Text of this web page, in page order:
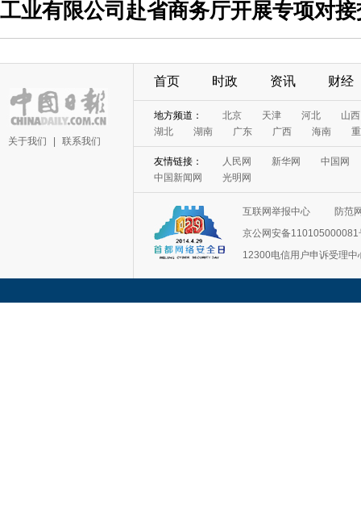
工业有限公司赴省商务厅开展专项对
关于我们 联系我们
首页 时政 资讯 财经
地方频道： 北京 天津 河北
山西
湖北
湖南 广东 广西 海南
友情链接： 人民网 新华网
中国网
中国新闻网
光明网
互联网举报中心
防范
京公网安备110105000081
12300电信用户申诉受理中